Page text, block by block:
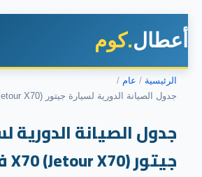
أعطال.كوم
الرئيسية
عام
جدول الصيانة الدورية لسيارة جيتور X70 (Jetour X70) في مصر
جدول الصيانة الدورية
جيتور X70 (Jetour X70) في مصر